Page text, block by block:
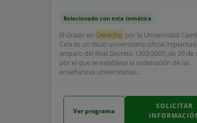
Relacionado con esta temática
El Grado en Derecho por la Universidad
Cela es un título universitario oficial
amparo del Real Decreto 1393/2007, de 29 de
por el que se establece la ordenación de las
enseñanzas universitarias...
Ver programa
SOLICITAR